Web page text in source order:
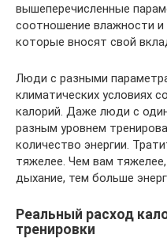
вышеперечисленные
соотношение влажности и
которые вносят свой
Люди с разными
климатических условиях
калорий. Даже люди с
разным уровнем
количество энергии.
тяжелее. Чем вам
дыхание, тем больше
Реальный расход
тренировки